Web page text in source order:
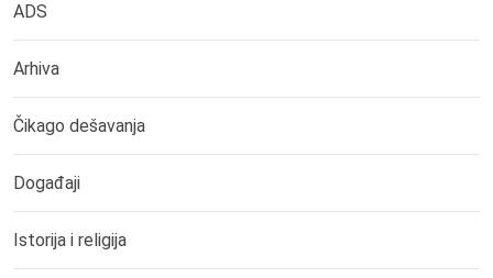
ADS
Arhiva
Čikago dešavanja
Događaji
Istorija i religija